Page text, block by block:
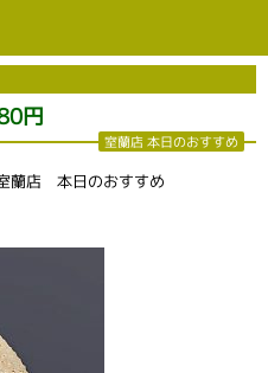
円
室蘭店 本日のおすすめ
蘭店 本日のおすすめ